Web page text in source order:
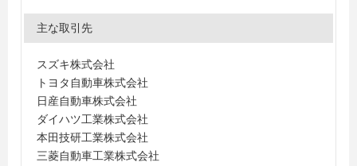
主な取引先
スズキ株式会社
トヨタ自動車株式会社
日産自動車株式会社
ダイハツ工業株式会社
本田技研工業株式会社
三菱自動車工業株式会社